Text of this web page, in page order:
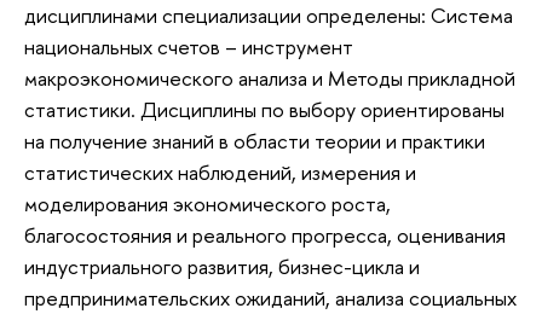
дисциплинами специализации определены: Система
национальных счетов – инструмент
макроэкономического анализа и Методы прикладной
статистики. Дисциплины по выбору ориентированы
на получение знаний в области теории и практики
статистических наблюдений, измерения и
моделирования экономического роста,
благосостояния и реального прогресса, оценивания
индустриального развития, бизнес-цикла и
предпринимательских ожиданий, анализа социальных